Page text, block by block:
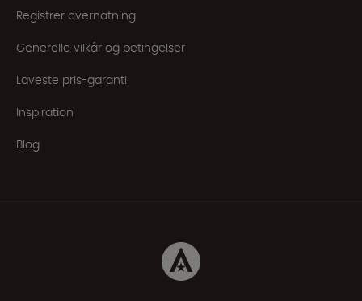
Registrer overnatning
Generelle vilkår og betingelser
Laveste pris-garanti
Inspiration
Blog